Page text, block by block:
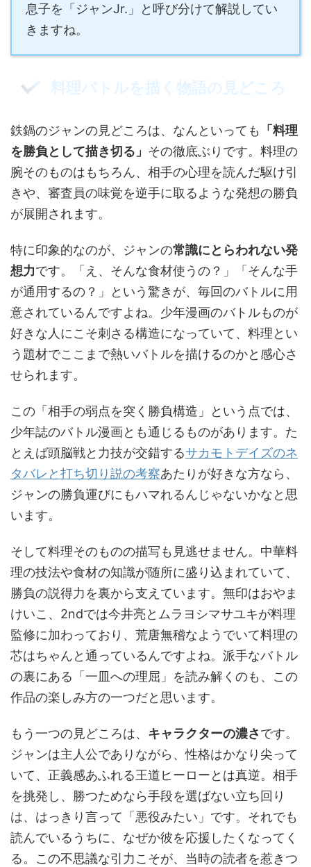
息子を「ジャンJr.」と呼び分けて解説してい
きますね。
料理バトルを描く物語の見どころ
鉄鍋のジャンの見どころは、なんといっても
「料理
を勝負として描き切る」 その徹底ぶりです。料理の
腕そのものはもちろん、相手の心理を読んだ駆け引
きや、審査員の味覚を逆手に取るような発想の勝負
が展開されます。
特に印象的なのが、ジャンの常識にとらわれない発
想力です。「え、そんな食材使うの？」「そんな手
が通用するの？」という驚きが、毎回のバトルに用
意されているんですよね。少年漫画のバトルものが
好きな人にこそ刺さる構造になっていて、料理とい
う題材でここまで熱いバトルを描けるのかと感心さ
せられます。
この「相手の弱点を突く勝負構造」という点では、
少年誌のバトル漫画とも通じるものがあります。た
とえば頭脳戦と力技が交錯するサカモトデイズのネ
タバレと打ち切り説の考察あたりが好きな方なら、
ジャンの勝負運びにもハマれるんじゃないかなと思
います。
そして料理そのものの描写も見逃せません。中華料
理の技法や食材の知識が随所に盛り込まれていて、
勝負の説得力を裏から支えています。無印はおやま
けいこ、2ndでは今井亮とムラヨシマサユキが料理
監修に加わっており、荒唐無稽なようでいて料理の
芯はちゃんと通っているんですよね。派手なバトル
の裏にある「一皿への理屈」を読み解くのも、この
作品の楽しみ方の一つだと思います。
もう一つの見どころは、 キャラクターの濃さです。
ジャンは主人公でありながら、性格はかなり尖って
いて、正義感あふれる王道ヒーローとは真逆。相手
を挑発し、勝つためなら手段を選ばない立ち回り
は、はっきり言って「悪役みたい」です。それでも
読んでいるうちに、なぜか彼を応援したくなってく
る。この不思議な引力こそが、当時の読者を惹きつ